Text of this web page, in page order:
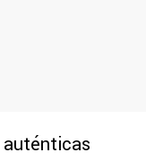
auténticas